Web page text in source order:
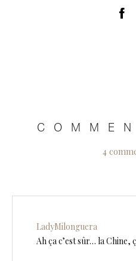
4
LadyMilonguera
Ah ça c’est sûr… la Chine,